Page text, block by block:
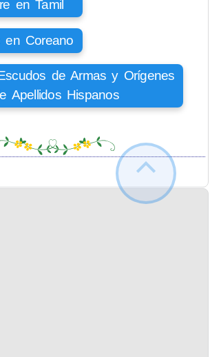
en Tamil
en Coreano
de Armas y Orígenes
Apellidos Hispanos